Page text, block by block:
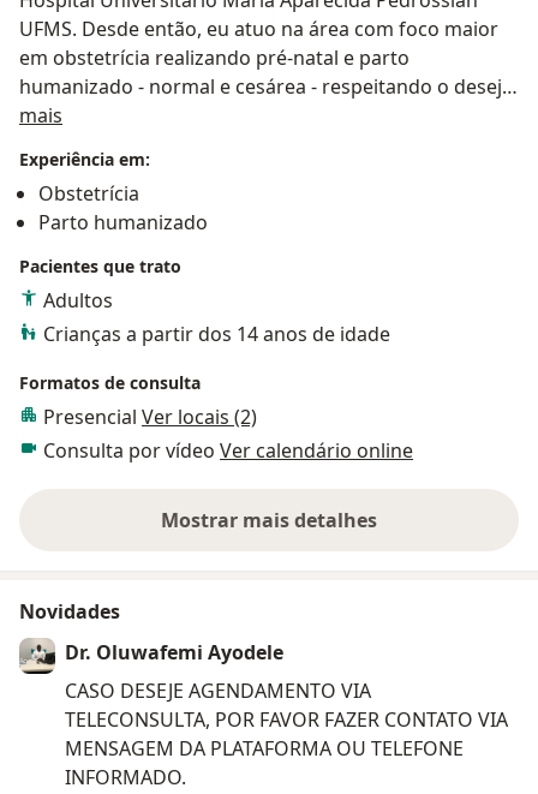
UFMS. Desde então, eu atuo na área com foco maior
em obstetrícia realizando pré-natal e parto
humanizado - normal e cesárea - respeitando o desejo
e as vontades da mulher.
mais
Experiência em:
Obstetrícia
Parto humanizado
Pacientes que trato
Adultos
Crianças a partir dos 14 anos de idade
Formatos de consulta
Presencial Ver locais (2)
Consulta por vídeo Ver calendário online
Mostrar mais detalhes
sobre a experiência
Novidades
Dr. Oluwafemi Ayodele
CASO DESEJE AGENDAMENTO VIA
TELECONSULTA, POR FAVOR FAZER CONTATO VIA
MENSAGEM DA PLATAFORMA OU TELEFONE
INFORMADO.